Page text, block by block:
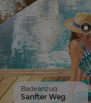
Badeanzug
Sanfter Weg